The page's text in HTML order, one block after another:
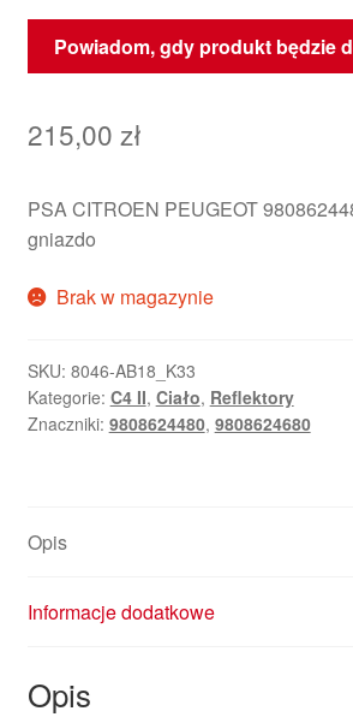
Powiadom, gdy produkt będzie
215,00 zł
PSA CITROEN PEUGEOT
gniazdo
Brak w magazynie
SKU: 8046-AB18_K33
Kategorie: C4 II, Ciało, Reflektory
Znaczniki: 9808624480, 9808624680
Opis
Informacje dodatkowe
Opis